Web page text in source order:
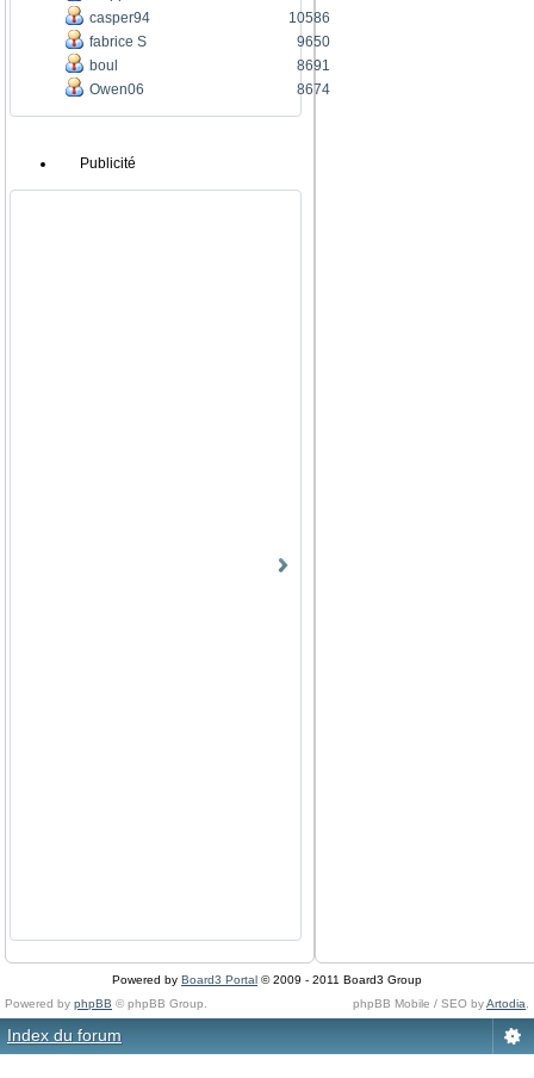
casper94
10586
fabrice S
9650
boul
8691
Owen06
8674
Publicité
Powered by Board3 Portal © 2009 - 2011 Board3 Group
Powered by phpBB © phpBB Group. phpBB Mobile / SEO byArtodia
Index du forum